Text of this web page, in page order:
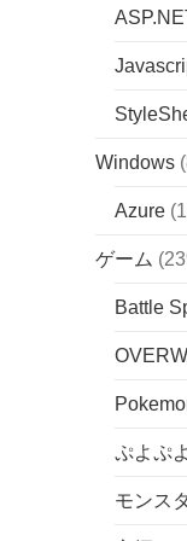
Windows
Azure
ゲーム
Battle
ぷよぷ
モンス